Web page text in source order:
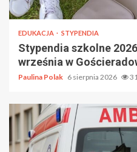
EDUKACJA STYPENDIA
Stypendia szkolne
września w
Paulina Polak 6 sierpnia 2026 31